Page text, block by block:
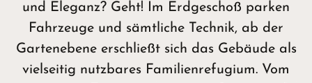
und Eleganz? Geht! Im Erdgeschoß parken
Fahrzeuge und sämtliche Technik, ab der
Gartenebene erschließt sich das Gebäude als
vielseitig nutzbares Familienrefugium. Vom